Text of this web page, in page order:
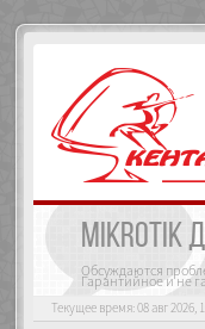
Обсуждаются
Гарантийное и не
Текущее время: 08 авг 2026,